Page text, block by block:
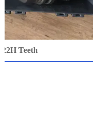
Teeth